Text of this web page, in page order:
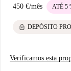
450 €/mês ATÉ 5
lock DEPÓSITO
Verificamos esta